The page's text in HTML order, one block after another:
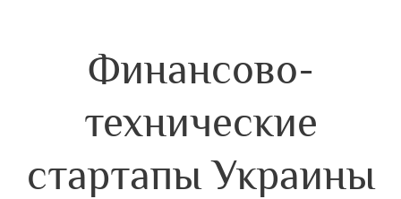
Финансово-
технические
стартапы Украины